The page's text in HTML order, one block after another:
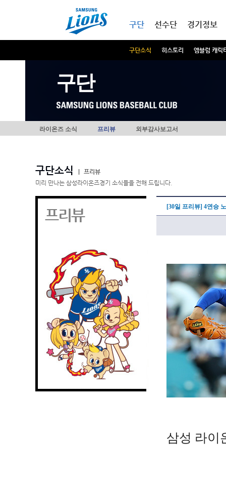
구단
구단소식 히스토리 엠블럼 캐릭
선수단 경기정보
구단
라이온즈 소식 프리뷰 외부감사보고서
구단소식
프리뷰
미리 만나는 삼성라이온즈경기 소식들을 전해 드립니다.
프리뷰 [30일 프리뷰] 4연승
삼성 라이